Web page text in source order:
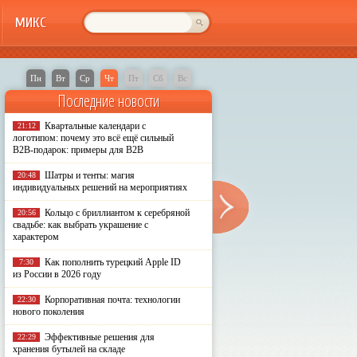
МИКС
Пн Вт Ср Чт Пт Сб Вс
Последние новости
21:12
Квартальные календари с
логотипом: почему это всё ещё сильный
B2B-подарок: примеры для B2B
20:48
Шатры и тенты: магия
индивидуальных решений на мероприятиях
20:56
Кольцо с бриллиантом к серебряной
свадьбе: как выбрать украшение с
характером
7:30
Как пополнить турецкий Apple ID
из России в 2026 году
22:30
Корпоративная почта: технологии
нового поколения
22:29
Эффективные решения для
хранения бутылей на складе